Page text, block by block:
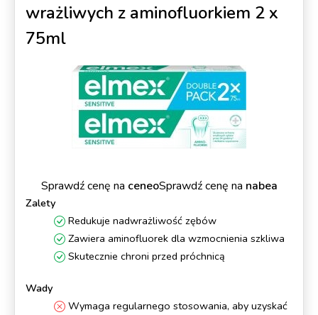
wrażliwych z aminofluorkiem 2 x
75ml
Zalety
Redukuje nadwrażliwość zębów
Zawiera aminofluorek dla wzmocnienia szkliwa
Skutecznie chroni przed próchnicą
Wady
Wymaga regularnego stosowania, aby uzyskać
Sprawdź cenę na ceneoSprawdź cenę na nabea